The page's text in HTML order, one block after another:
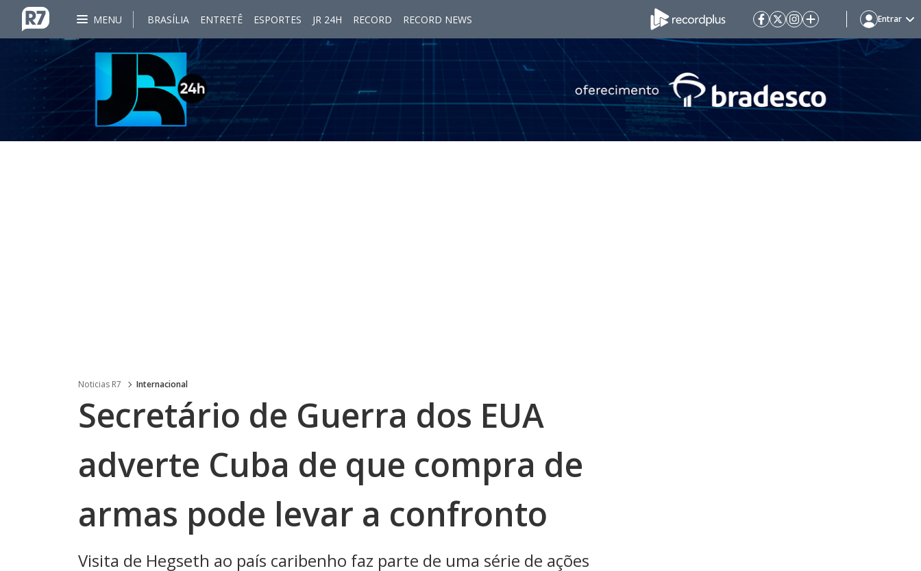
MENU BRASÍLIA ENTRETÊ ESPORTES JR 24H RECORD RECORD NEWS Entrar
Noticias R7 Internacional
Secretário de Guerra dos EUA
adverte Cuba de que compra de
armas pode levar a confronto
Visita de Hegseth ao país caribenho faz parte de uma série de ações